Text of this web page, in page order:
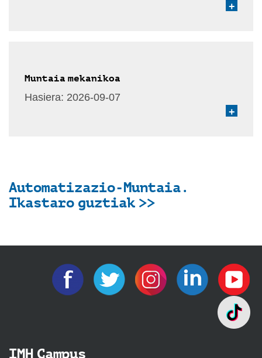
+
Muntaia mekanikoa
Hasiera: 2026-09-07
+
Automatizazio-Muntaia.
Ikastaro guztiak >>
IMH Campus